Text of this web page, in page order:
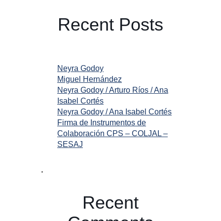
Recent Posts
Neyra Godoy
Miguel Hernández
Neyra Godoy / Arturo Ríos / Ana
Isabel Cortés
Neyra Godoy / Ana Isabel Cortés
Firma de Instrumentos de
Colaboración CPS – COLJAL –
SESAJ
Recent